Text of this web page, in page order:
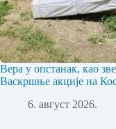
Вера у опстанак, као
Васкршње акције на
6. август 2026.